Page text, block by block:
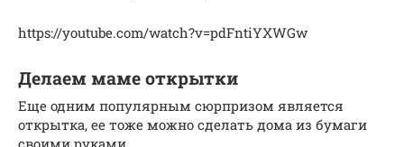
https://youtube.com/watch?v=pdFntiYXWGw
Делаем маме открытки
Еще одним популярным сюрпризом является
открытка, ее тоже можно сделать дома из бумаги